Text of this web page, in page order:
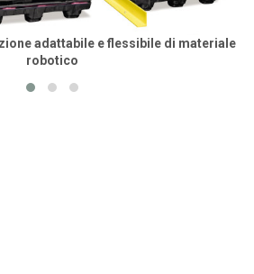
adattabile e flessibile di materiale
robotico